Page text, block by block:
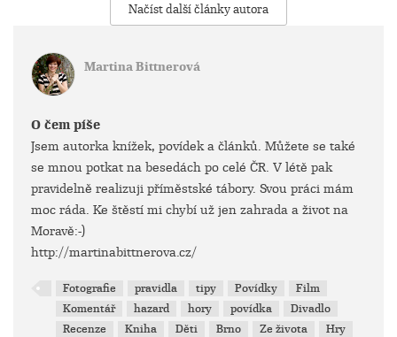
Načíst další články autora
Martina Bittnerová
O čem píše
Jsem autorka knížek, povídek a článků. Můžete se také
se mnou potkat na besedách po celé ČR. V létě pak
pravidelně realizuji příměstské tábory. Svou práci mám
moc ráda. Ke štěstí mi chybí už jen zahrada a život na
Moravě:-)
http://martinabittnerova.cz/
Fotografie pravidla tipy Povídky
Film
Komentář
hazard hory povídka
Divadlo
Recenze
Kniha Děti Brno Ze života
Hry